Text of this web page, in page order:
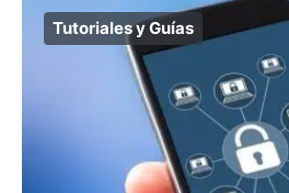
Tutoriales y Guías